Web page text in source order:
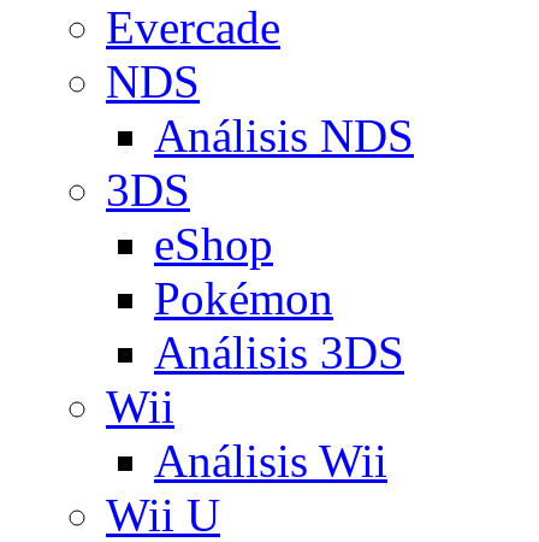
Evercade
NDS
Análisis NDS
3DS
eShop
Pokémon
Análisis 3DS
Wii
Análisis Wii
Wii U